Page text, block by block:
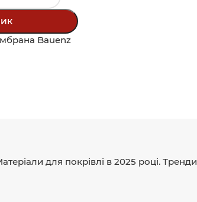
Bauenz
для покрівлі в 2025 році. Тренди